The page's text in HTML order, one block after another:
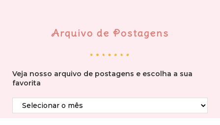
Arquivo de Postagens
Veja nosso arquivo de postagens e escolha a sua
favorita